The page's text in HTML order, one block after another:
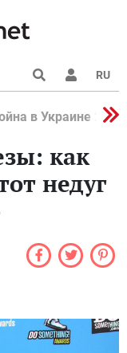
RU
в Украине 2022
как
недуг